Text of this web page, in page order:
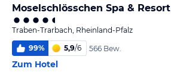
Moselschlösschen Spa & Resort
Traben-Trarbach, Rheinland-Pfalz
99% 5,9/6 566 Bew.
Zum Hotel